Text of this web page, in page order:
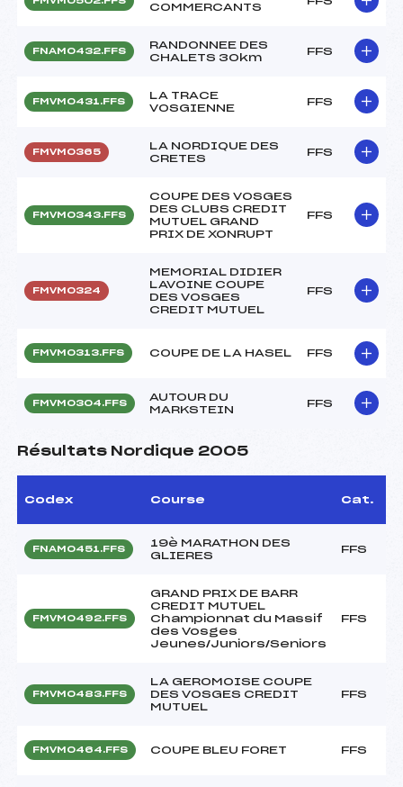
COMMERCANTS
FNAM0432.FFS
RANDONNEE DES
CHALETS 30km
FFS
FMVM0431.FFS
LA TRACE
VOSGIENNE
FFS
FMVM0365
LA NORDIQUE DES
CRETES
FFS
FMVM0343.FFS
COUPE DES VOSGES
DES CLUBS CREDIT
MUTUEL GRAND
PRIX DE XONRUPT
FFS
FMVM0324
MEMORIAL DIDIER
LAVOINE COUPE
DES VOSGES
CREDIT MUTUEL
FFS
FMVM0313.FFS COUPE DE LA HASEL FFS
FMVM0304.FFS
AUTOUR DU
MARKSTEIN
FFS
Résultats Nordique 2005
Codex Course Cat.
FNAM0451.FFS
19è MARATHON DES
GLIERES
FFS
FMVM0492.FFS
GRAND PRIX DE BARR
CREDIT MUTUEL
Championnat du Massif
des Vosges
Jeunes/Juniors/Seniors
FFS
FMVM0483.FFS
LA GEROMOISE COUPE
DES VOSGES CREDIT
MUTUEL
FFS
FMVM0464.FFS COUPE BLEU FORET FFS